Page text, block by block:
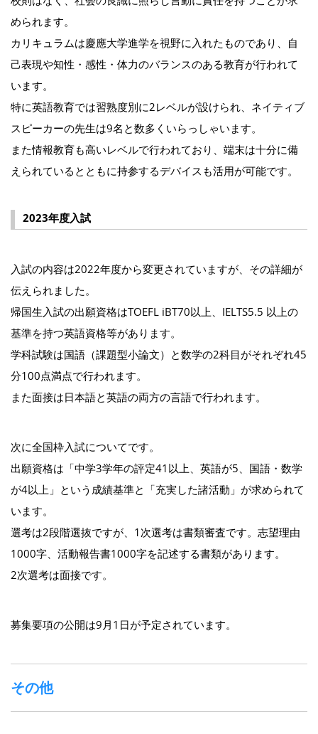
められます。
カリキュラムは慶應大学進学を視野に入れたものであり、自
己表現や知性・感性・体力のバランスのある教育が行われて
います。
特に英語教育では習熟度別に2レベルが設けられ、ネイティブ
スピーカーの先生は9名と数多くいらっしゃいます。
また情報教育も高いレベルで行われており、端末は十分に備
えられているとともに持参するデバイスも活用が可能です。
2023年度入試
入試の内容は2022年度から変更されていますが、その詳細が
伝えられました。
帰国生入試の出願資格はTOEFL iBT70以上、IELTS5.5 以上の
基準を持つ英語資格等があります。
学科試験は国語（課題型小論文）と数学の2科目がそれぞれ45
分100点満点で行われます。
また面接は日本語と英語の両方の言語で行われます。
次に全国枠入試についてです。
出願資格は「中学3学年の評定41以上、英語が5、国語・数学
が4以上」という成績基準と「充実した諸活動」が求められて
います。
選考は2段階選抜ですが、1次選考は書類審査です。志望理由
1000字、活動報告書1000字を記述する書類があります。
2次選考は面接です。
募集要項の公開は9月1日が予定されています。
その他